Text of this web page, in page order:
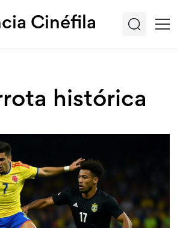
Cinéfila
histórica